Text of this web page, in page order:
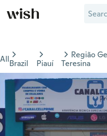
AllBrazil Piauí
Região
Teresina